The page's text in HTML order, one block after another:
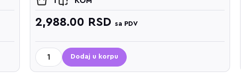
2,988.00 RSD sa PDV
Dodaj u korpu